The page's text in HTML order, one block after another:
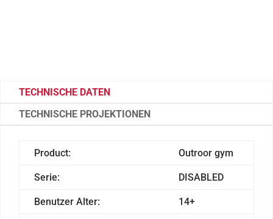
TECHNISCHE DATEN
TECHNISCHE PROJEKTIONEN
Product: Outroor gym
Serie: DISABLED
Benutzer Alter: 14+